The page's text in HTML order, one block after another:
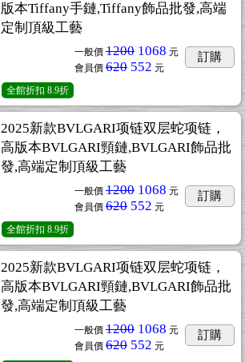
版本Tiffany手鏈,Tiffany飾品批發,高端
定制頂級工藝
一般價 1200 1068 元
會員價 620 552 元
訂購
全館折扣 8.9折
2025新款BVLGARI项链双层蛇项链，
高版本BVLGARI頸鏈,BVLGARI飾品批
發,高端定制頂級工藝
一般價 1200 1068 元
會員價 620 552 元
訂購
全館折扣 8.9折
2025新款BVLGARI项链双层蛇项链，
高版本BVLGARI頸鏈,BVLGARI飾品批
發,高端定制頂級工藝
一般價 1200 1068 元
會員價 620 552 元
訂購